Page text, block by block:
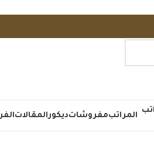
المراتبمفروشاتديكور المقالات